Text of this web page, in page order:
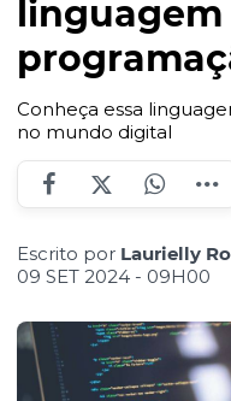
linguagem
Conheça essa
no mundo digital
Escrito por Laurielly
09 SET 2024 - 09H00